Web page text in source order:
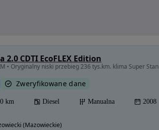
2.0 CDTI EcoFLEX Edition
• Oryginalny niski przebieg 236 tys.km. klima Super Stan
Zweryfikowane dane
km Diesel Manualna 2008
(Mazowieckie)